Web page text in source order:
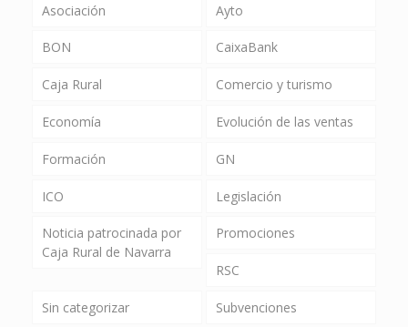
Asociación Ayto
BON CaixaBank
Caja Rural Comercio y turismo
Economía Evolución de las ventas
Formación GN
ICO Legislación
Noticia patrocinada por
Caja Rural de Navarra
Promociones
RSC
Sin categorizar Subvenciones